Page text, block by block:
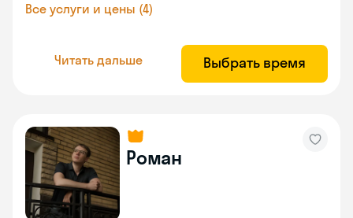
Все услуги и цены (4)
Читать дальше Выбрать время
Роман